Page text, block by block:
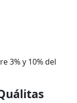
3% y 10% del